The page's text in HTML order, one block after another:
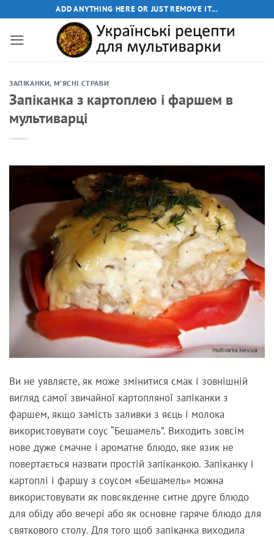
ADD ANYTHING HERE OR JUST REMOVE IT...
ЗАПІКАНКИ, М'ЯСНІ СТРАВИ
Запіканка з картоплею і фаршем в
мультиварці
Ви не уявляєте, як може змінитися смак і зовнішній
вигляд самої звичайної картопляної запіканки з
фаршем, якщо замість заливки з яєць і молока
використовувати соус “Бешамель”. Виходить зовсім
нове дуже смачне і ароматне блюдо, яке язик не
повертається назвати простій запіканкою. Запіканку і
картоплі і фаршу з соусом «Бешамель» можна
використовувати як повсякденне ситне друге блюдо
для обіду або вечері або як основне гаряче блюдо для
святкового столу. Для того щоб запіканка виходила